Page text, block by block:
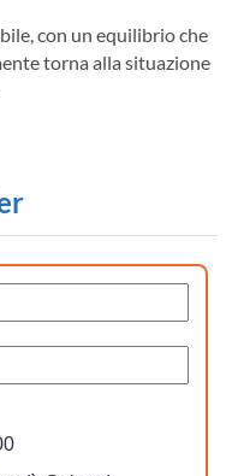
con un equilibrio che
torna alla situazione